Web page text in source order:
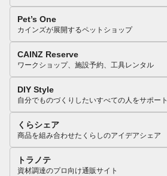
Pet’s One
カインズが展開するペットショップ
CAINZ Reserve
ワークショップ、施設予約、工具レンタル
DIY Style
自分でものづくりしたいすべての人をサポート
くらシェア
商品を組み合わせたくらしのアイデアシェア
トラノテ
資材調達のプロ向け通販サイト